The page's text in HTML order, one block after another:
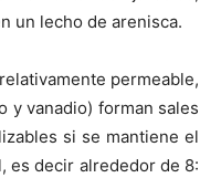
un lecho de arenisca.
permeable,
y vanadio) forman sales
si se mantiene el
es decir alrededor de 8: